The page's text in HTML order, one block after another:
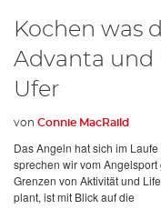
Kochen was
Advanta und
Ufer
von Connie MacRaild
Das Angeln hat sich im
sprechen wir vom
Grenzen von Aktivität und
plant, ist mit Blick auf die